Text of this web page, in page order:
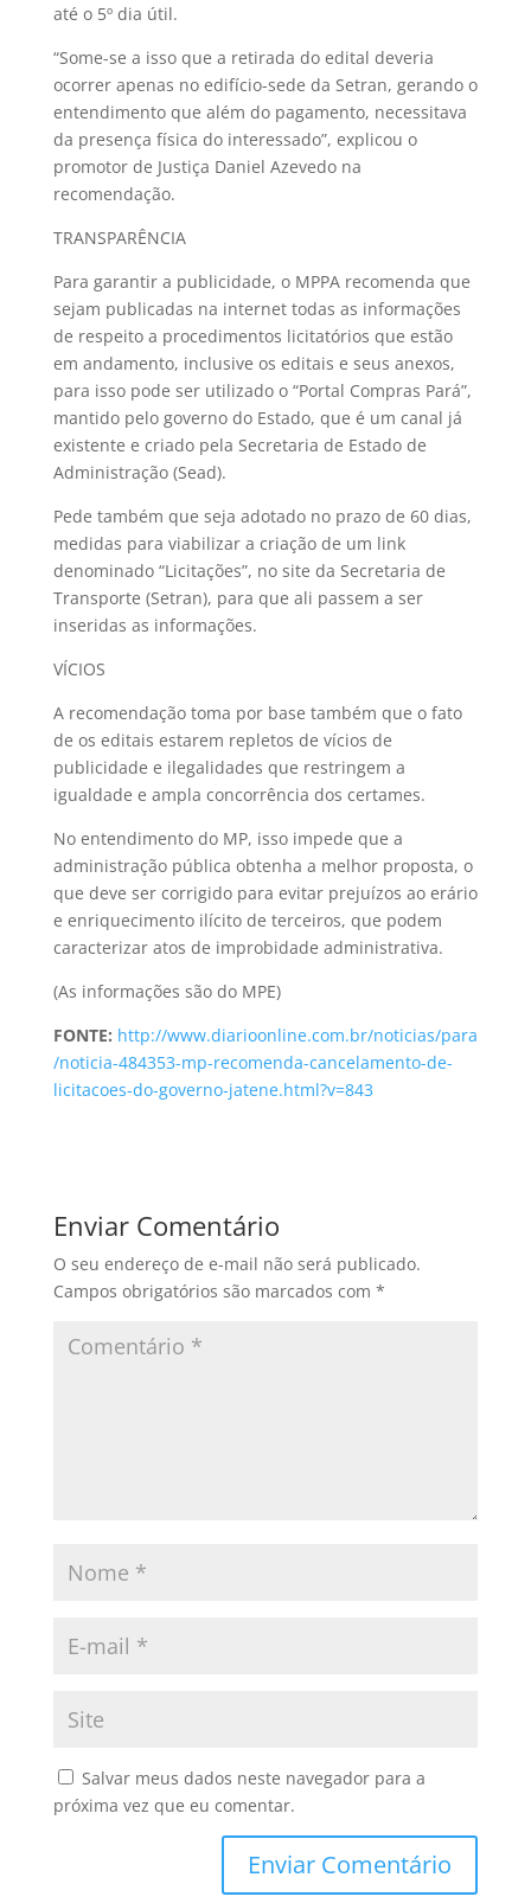
até o 5º dia útil.
“Some-se a isso que a retirada do edital deveria
ocorrer apenas no edifício-sede da Setran, gerando o
entendimento que além do pagamento, necessitava
da presença física do interessado”, explicou o
promotor de Justiça Daniel Azevedo na
recomendação.
TRANSPARÊNCIA
Para garantir a publicidade, o MPPA recomenda que
sejam publicadas na internet todas as informações
de respeito a procedimentos licitatórios que estão
em andamento, inclusive os editais e seus anexos,
para isso pode ser utilizado o “Portal Compras Pará”,
mantido pelo governo do Estado, que é um canal já
existente e criado pela Secretaria de Estado de
Administração (Sead).
Pede também que seja adotado no prazo de 60 dias,
medidas para viabilizar a criação de um link
denominado “Licitações”, no site da Secretaria de
Transporte (Setran), para que ali passem a ser
inseridas as informações.
VÍCIOS
A recomendação toma por base também que o fato
de os editais estarem repletos de vícios de
publicidade e ilegalidades que restringem a
igualdade e ampla concorrência dos certames.
No entendimento do MP, isso impede que a
administração pública obtenha a melhor proposta, o
que deve ser corrigido para evitar prejuízos ao erário
e enriquecimento ilícito de terceiros, que podem
caracterizar atos de improbidade administrativa.
(As informações são do MPE)
FONTE: http://www.diarioonline.com.br/noticias/para
/noticia-484353-mp-recomenda-cancelamento-de-
licitacoes-do-governo-jatene.html?v=843
Enviar Comentário
O seu endereço de e-mail não será publicado.
Campos obrigatórios são marcados com *
Salvar meus dados neste navegador para a
próxima vez que eu comentar.